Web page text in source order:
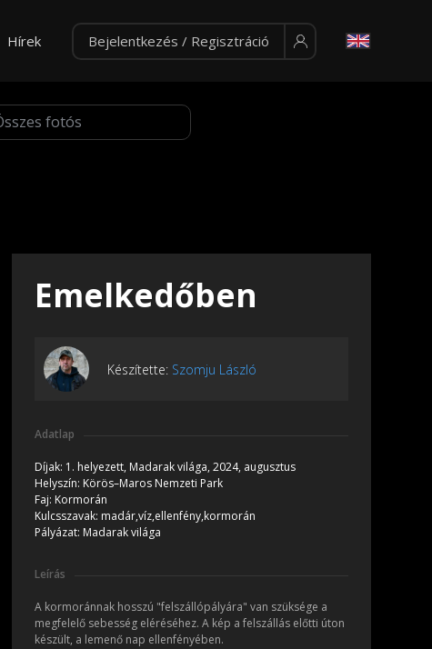
Hírek Bejelentkezés / Regisztráció
Emelkedőben
Készítette: Szomju László
Adatlap
Díjak: 1. helyezett, Madarak világa, 2024, augusztus
Helyszín: Körös–Maros Nemzeti Park
Faj: Kormorán
Kulcsszavak: madár,víz,ellenfény,kormorán
Pályázat: Madarak világa
Leírás
A kormoránnak hosszú "felszállópályára" van szüksége a
megfelelő sebesség eléréséhez. A kép a felszállás előtti úton
készült, a lemenő nap ellenfényében.